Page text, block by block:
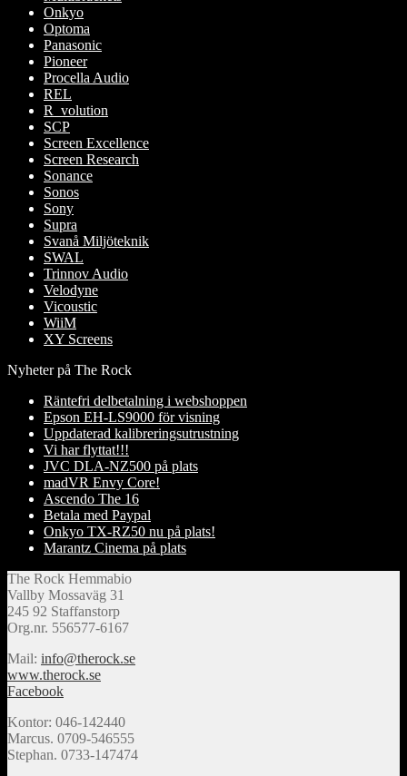
Onkyo
Optoma
Panasonic
Pioneer
Procella Audio
REL
R_volution
SCP
Screen Excellence
Screen Research
Sonance
Sonos
Sony
Supra
Svanå Miljöteknik
SWAL
Trinnov Audio
Velodyne
Vicoustic
WiiM
XY Screens
Nyheter på The Rock
Räntefri delbetalning i webshoppen
Epson EH-LS9000 för visning
Uppdaterad kalibreringsutrustning
Vi har flyttat!!!
JVC DLA-NZ500 på plats
madVR Envy Core!
Ascendo The 16
Betala med Paypal
Onkyo TX-RZ50 nu på plats!
Marantz Cinema på plats
The Rock Hemmabio
Vallby Mossaväg 31
245 92 Staffanstorp
Org.nr. 556577-6167
Mail: info@therock.se
www.therock.se
Facebook
Kontor: 046-142440
Marcus. 0709-546555
Stephan. 0733-147474